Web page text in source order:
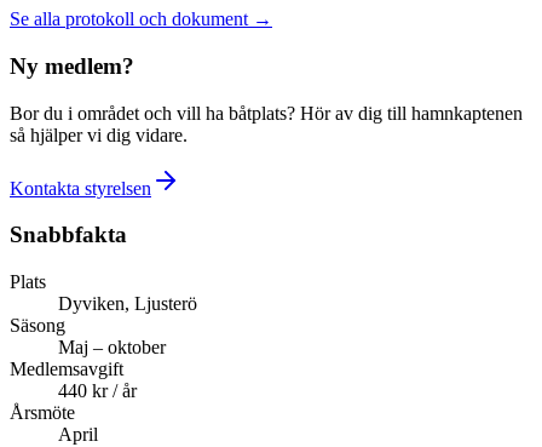
Se alla protokoll och dokument →
Ny medlem?
Bor du i området och vill ha båtplats? Hör av dig till hamnkaptenen
så hjälper vi dig vidare.
Kontakta styrelsen
Snabbfakta
Plats
Dyviken, Ljusterö
Säsong
Maj – oktober
Medlemsavgift
440 kr / år
Årsmöte
April